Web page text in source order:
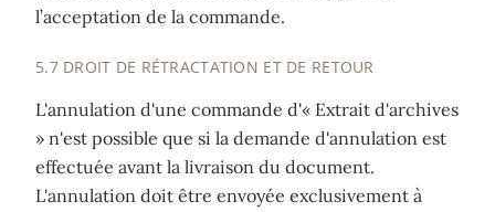
l’acceptation de la commande.
5.7 DROIT DE RÉTRACTATION ET DE RETOUR
L'annulation d'une commande d'« Extrait d'archives
» n'est possible que si la demande d'annulation est
effectuée avant la livraison du document.
L'annulation doit être envoyée exclusivement à